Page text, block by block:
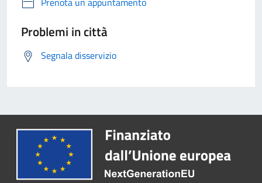
Problemi in città
Segnala disservizio